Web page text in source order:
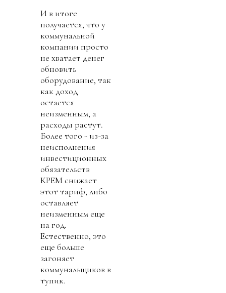
И в итоге
получается, что у
коммунальной
компании просто
не хватает денег
обновить
оборудование, так
как доход
остается
неизменным, а
расходы растут.
Более того - из-за
неисполнения
инвестиционных
обязательств
КРЕМ снижает
этот тариф, либо
оставляет
неизменным еще
на год.
Естественно, это
еще больше
загоняет
коммунальщиков в
тупик.